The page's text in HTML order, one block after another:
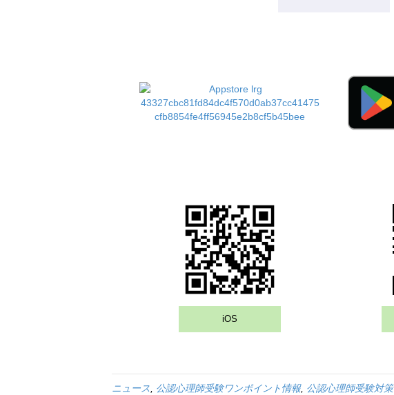
iOS
ニュース 公認心理師受験ワンポイント情報, 公認心理師受験対策